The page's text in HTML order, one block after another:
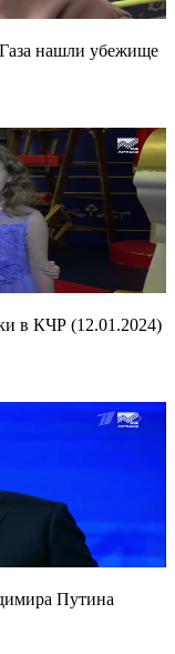
нашли убежище
в КЧР (12.01.2024)
Путина